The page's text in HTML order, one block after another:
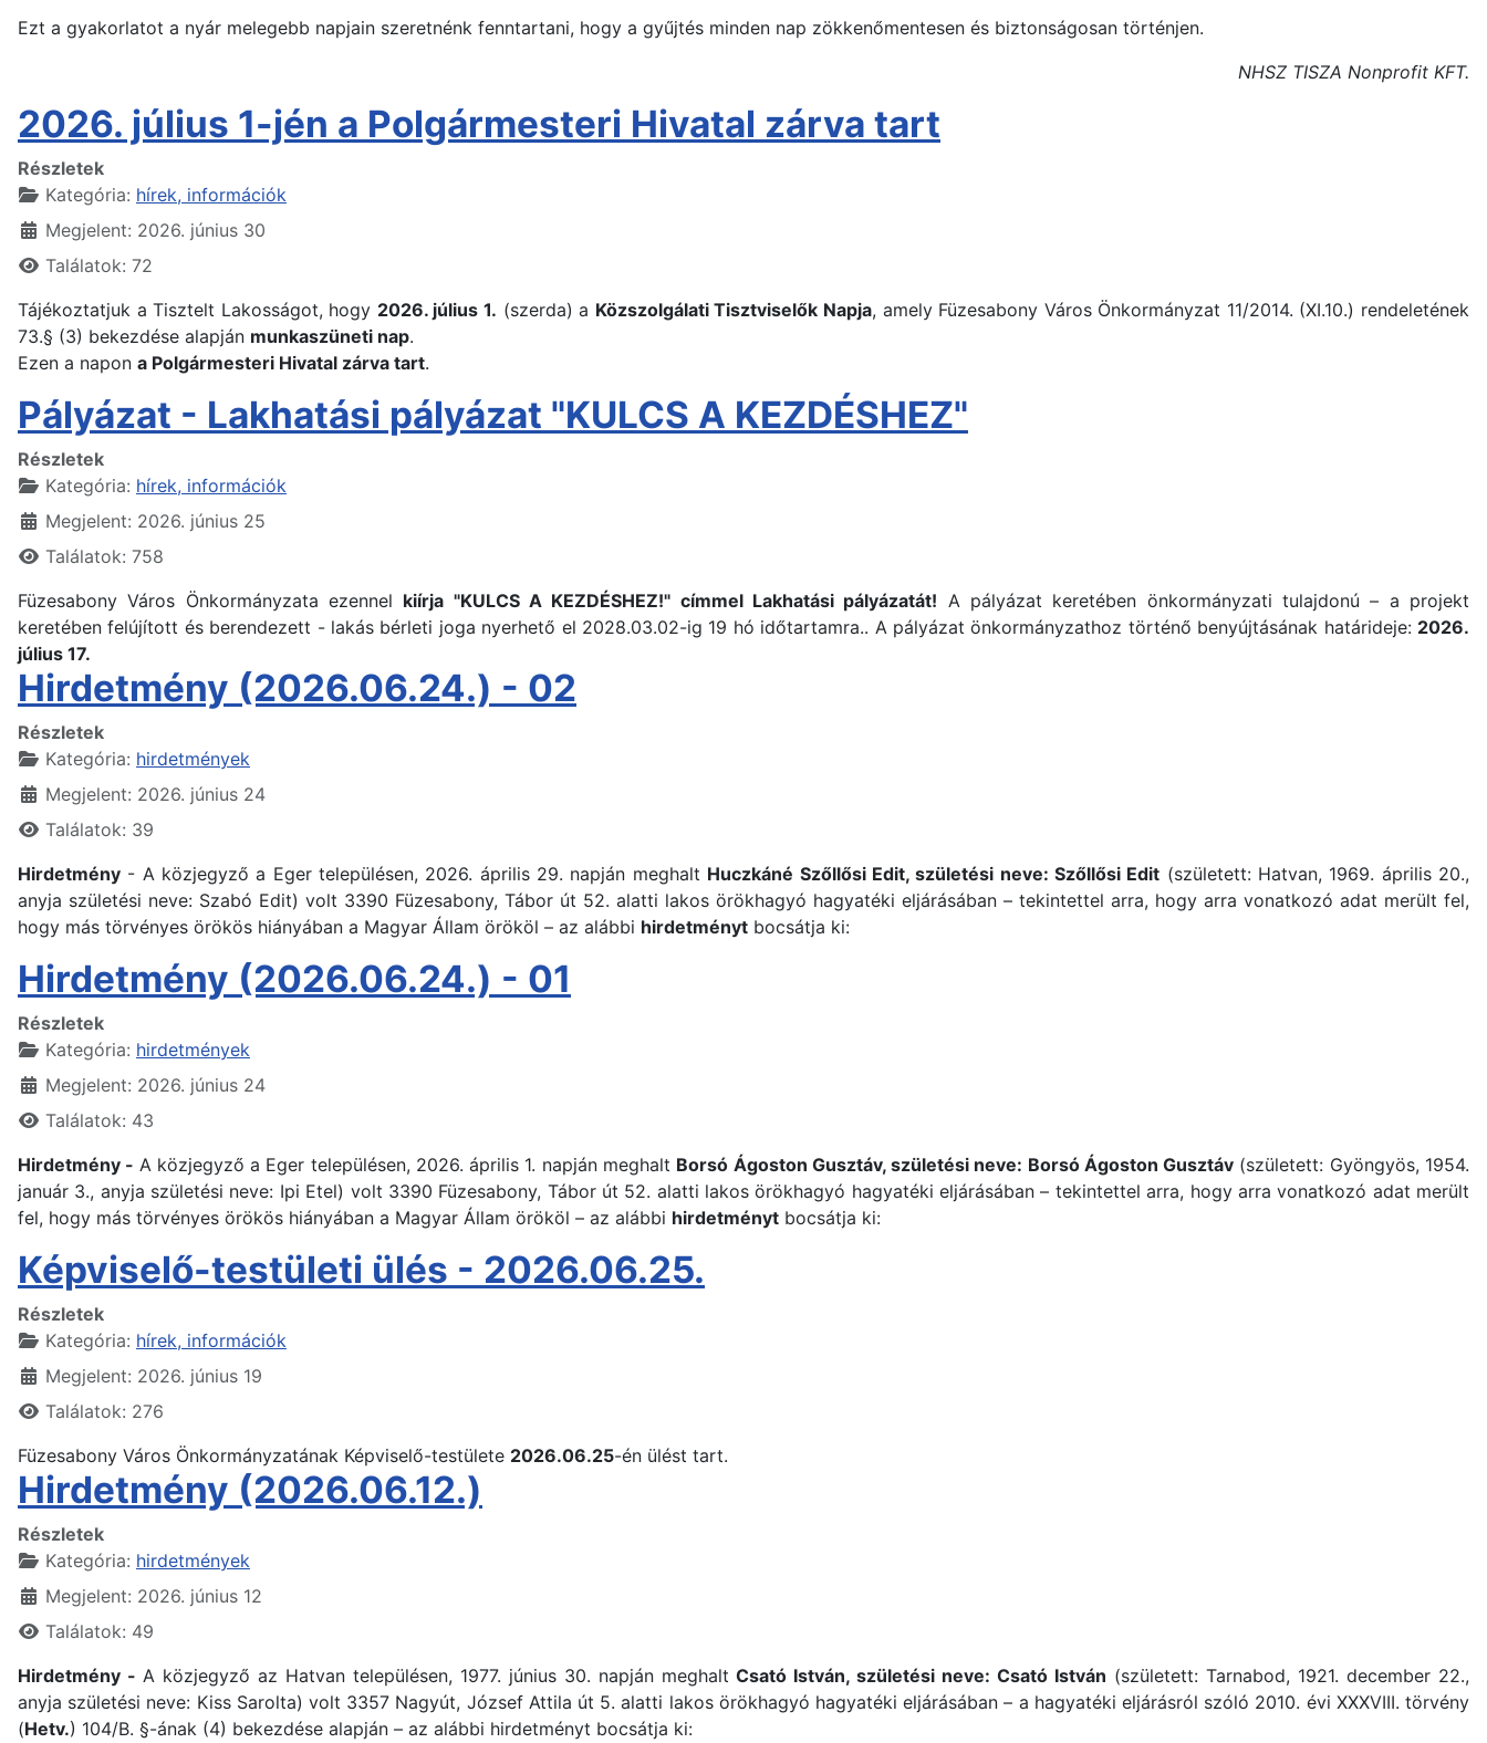
Ezt a gyakorlatot a nyár melegebb napjain szeretnénk fenntartani, hogy a gyűjtés minden nap zökkenőmentesen és biztonságosan történjen.
NHSZ TISZA Nonprofit KFT.
2026. július 1-jén a Polgármesteri Hivatal zárva tart
Részletek
Kategória: hírek, információk
Megjelent: 2026. június 30
Találatok: 72
Tájékoztatjuk a Tisztelt Lakosságot, hogy 2026. július 1. (szerda) a Közszolgálati Tisztviselők Napja, amely Füzesabony Város Önkormányzat 11/2014. (XI.10.) rendeletének
73.§ (3) bekezdése alapján munkaszüneti nap.
Ezen a napon a Polgármesteri Hivatal zárva tart.
Pályázat - Lakhatási pályázat "KULCS A KEZDÉSHEZ"
Részletek
Kategória: hírek, információk
Megjelent: 2026. június 25
Találatok: 758
Füzesabony Város Önkormányzata ezennel kiírja "KULCS A KEZDÉSHEZ!" címmel Lakhatási pályázatát! A pályázat keretében önkormányzati tulajdonú – a projekt
keretében felújított és berendezett - lakás bérleti joga nyerhető el 2028.03.02-ig 19 hó időtartamra.. A pályázat önkormányzathoz történő benyújtásának határideje: 2026.
július 17.
Hirdetmény (2026.06.24.) - 02
Részletek
Kategória: hirdetmények
Megjelent: 2026. június 24
Találatok: 39
Hirdetmény - A közjegyző a Eger településen, 2026. április 29. napján meghalt Huczkáné Szőllősi Edit, születési neve: Szőllősi Edit (született: Hatvan, 1969. április 20.,
anyja születési neve: Szabó Edit) volt 3390 Füzesabony, Tábor út 52. alatti lakos örökhagyó hagyatéki eljárásában – tekintettel arra, hogy arra vonatkozó adat merült fel,
hogy más törvényes örökös hiányában a Magyar Állam örököl – az alábbi hirdetményt bocsátja ki:
Hirdetmény (2026.06.24.) - 01
Részletek
Kategória: hirdetmények
Megjelent: 2026. június 24
Találatok: 43
Hirdetmény - A közjegyző a Eger településen, 2026. április 1. napján meghalt Borsó Ágoston Gusztáv, születési neve: Borsó Ágoston Gusztáv (született: Gyöngyös, 1954.
január 3., anyja születési neve: Ipi Etel) volt 3390 Füzesabony, Tábor út 52. alatti lakos örökhagyó hagyatéki eljárásában – tekintettel arra, hogy arra vonatkozó adat merült
fel, hogy más törvényes örökös hiányában a Magyar Állam örököl – az alábbi hirdetményt bocsátja ki:
Képviselő-testületi ülés - 2026.06.25.
Részletek
Kategória: hírek, információk
Megjelent: 2026. június 19
Találatok: 276
Füzesabony Város Önkormányzatának Képviselő-testülete 2026.06.25-én ülést tart.
Hirdetmény (2026.06.12.)
Részletek
Kategória: hirdetmények
Megjelent: 2026. június 12
Találatok: 49
Hirdetmény - A közjegyző az Hatvan településen, 1977. június 30. napján meghaltCsató István, születési neve: Csató István (született: Tarnabod, 1921. december 22.,
anyja születési neve: Kiss Sarolta) volt 3357 Nagyút, József Attila út 5. alatti lakos örökhagyó hagyatéki eljárásában – a hagyatéki eljárásról szóló 2010. évi XXXVIII. törvény
(Hetv.) 104/B. §-ának (4) bekezdése alapján – az alábbi hirdetményt bocsátja ki: